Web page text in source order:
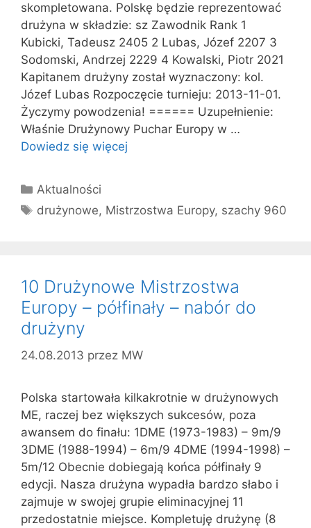
skompletowana. Polskę będzie reprezentować
drużyna w składzie: sz Zawodnik Rank 1
Kubicki, Tadeusz 2405 2 Lubas, Józef 2207 3
Sodomski, Andrzej 2229 4 Kowalski, Piotr 2021
Kapitanem drużyny został wyznaczony: kol.
Józef Lubas Rozpoczęcie turnieju: 2013-11-01.
Życzymy powodzenia! ====== Uzupełnienie:
Właśnie Drużynowy Puchar Europy w …
Dowiedz się więcej
Kategorie
Aktualności
Tagi
drużynowe, Mistrzostwa Europy, szachy 960
10 Drużynowe Mistrzostw​a
Europy – półfinały – nabór do
drużyny
24.08.2013 przez MW
Polska startowała kilkakrotnie w drużynowych
ME, raczej bez większych sukcesów, poza
awansem do finału: 1DME (1973-1983) – 9m/9
3DME (1988-1994) – 6m/9 4DME (1994-1998) –
5m/12 Obecnie dobiegają końca półfinały 9
edycji. Nasza drużyna wypadła bardzo słabo i
zajmuje w swojej grupie eliminacyjnej 11
przedostatnie miejsce. Kompletuję drużynę (8